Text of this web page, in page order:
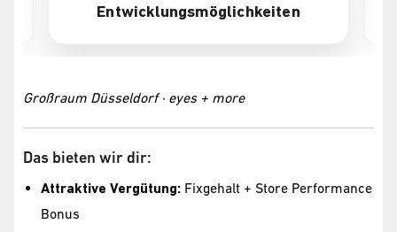
Entwicklungsmöglichkeiten
Großraum Düsseldorf · eyes + more
Das bieten wir dir:
Attraktive Vergütung: Fixgehalt + Store Performance
Bonus